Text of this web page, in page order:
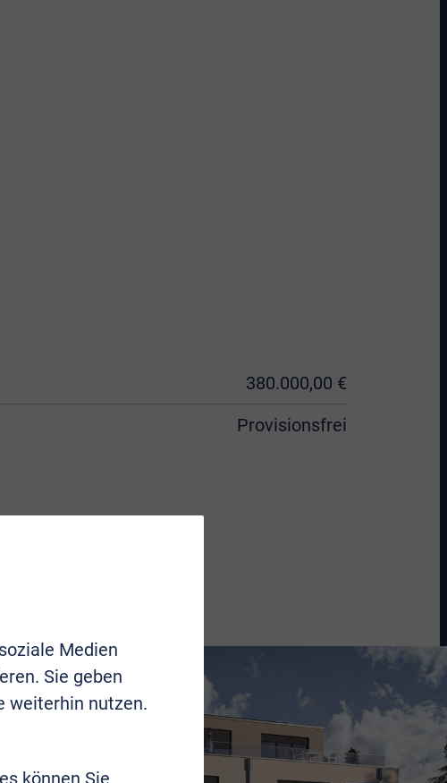
380.000,00 €
Provisionsfrei
Medien
Sie geben
weiterhin nutzen.
können Sie